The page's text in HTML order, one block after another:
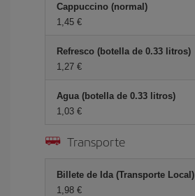
Cappuccino (normal)
1,45 €
Refresco (botella de 0.33 litros)
1,27 €
Agua (botella de 0.33 litros)
1,03 €
Transporte
Billete de Ida (Transporte Local)
1,98 €